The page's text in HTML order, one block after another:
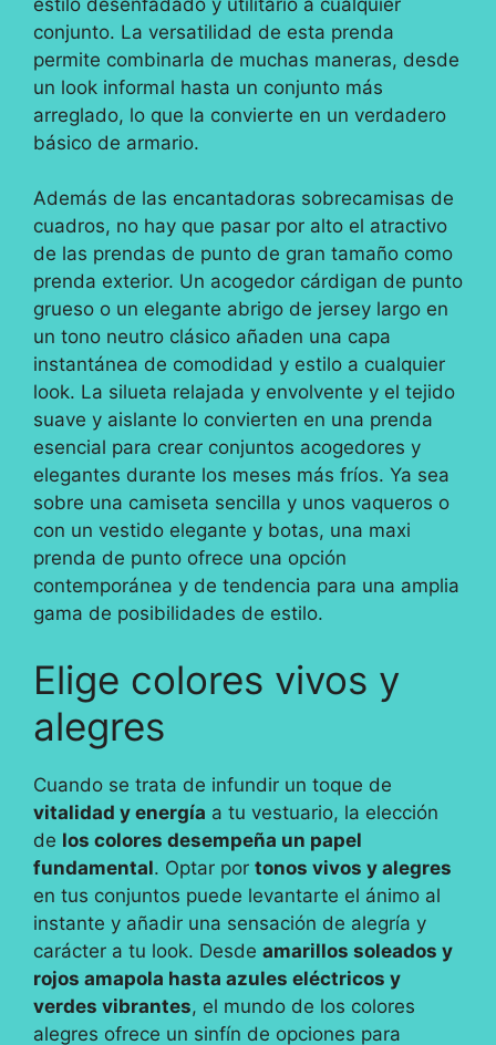
conjunto. La versatilidad de esta prenda
permite combinarla de muchas maneras, desde
un look informal hasta un conjunto más
arreglado, lo que la convierte en un verdadero
básico de armario.
Además de las encantadoras sobrecamisas de
cuadros, no hay que pasar por alto el atractivo
de las prendas de punto de gran tamaño como
prenda exterior. Un acogedor cárdigan de punto
grueso o un elegante abrigo de jersey largo en
un tono neutro clásico añaden una capa
instantánea de comodidad y estilo a cualquier
look. La silueta relajada y envolvente y el tejido
suave y aislante lo convierten en una prenda
esencial para crear conjuntos acogedores y
elegantes durante los meses más fríos. Ya sea
sobre una camiseta sencilla y unos vaqueros o
con un vestido elegante y botas, una maxi
prenda de punto ofrece una opción
contemporánea y de tendencia para una amplia
gama de posibilidades de estilo.
Elige colores vivos y
alegres
Cuando se trata de infundir un toque de
vitalidad y energía a tu vestuario, la elección
de los colores desempeña un papel
fundamental. Optar por tonos vivos y alegres
en tus conjuntos puede levantarte el ánimo al
instante y añadir una sensación de alegría y
carácter a tu look. Desde amarillos soleados y
rojos amapola hasta azules eléctricos y
verdes vibrantes, el mundo de los colores
alegres ofrece un sinfín de opciones para